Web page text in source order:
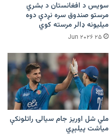
سویس د افغانستان د بشري
مرستو صندوق سره نږدې دوه
میلیونه ډالر مرسته کوي
۲۵ Jun ۲۰۲۶
ملي شل اوریز جام سیالۍ راتلونکې
میاشت پیلېږي